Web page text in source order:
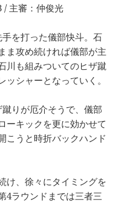
/ 主審：仲俊光
を打った儀部快斗。石
ま攻め続ければ儀部が主
川も組みついてのヒザ蹴
シャーとなっていく。
りが厄介そうで、儀部
ーキックを更に効かせて
こうと時折バックハンド
け、徐々にタイミングを
4ラウンドまでは三者三